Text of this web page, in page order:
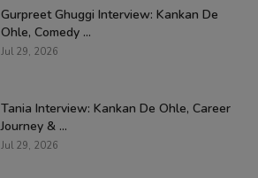
Gurpreet Ghuggi Interview: Kankan De
Ohle, Comedy ...
Jul 29, 2026
Tania Interview: Kankan De Ohle, Career
Journey & ...
Jul 29, 2026